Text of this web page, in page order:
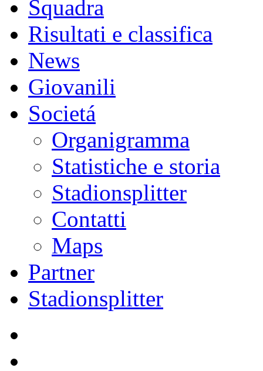
Squadra
Risultati e classifica
News
Giovanili
Societá
Organigramma
Statistiche e storia
Stadionsplitter
Contatti
Maps
Partner
Stadionsplitter